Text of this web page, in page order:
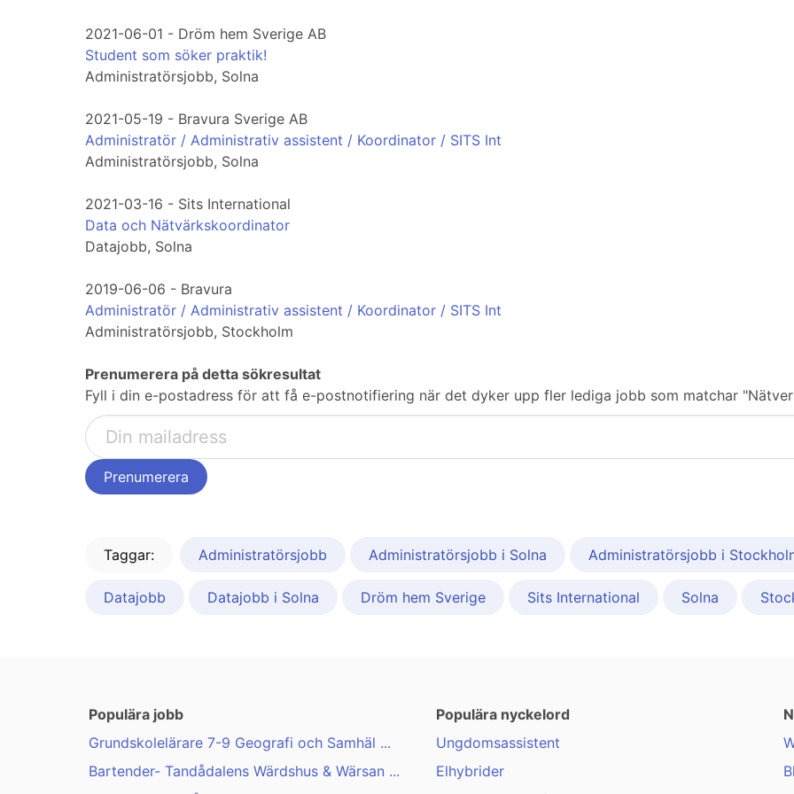
2021-06-01 - Dröm hem Sverige AB
Student som söker praktik!
Administratörsjobb, Solna
2021-05-19 - Bravura Sverige AB
Administratör / Administrativ assistent / Koordinator / SITS Int
Administratörsjobb, Solna
2021-03-16 - Sits International
Data och Nätvärkskoordinator
Datajobb, Solna
2019-06-06 - Bravura
Administratör / Administrativ assistent / Koordinator / SITS Int
Administratörsjobb, Stockholm
Prenumerera på detta sökresultat
Fyll i din e-postadress för att få e-postnotifiering när det dyker upp fler lediga jobb som matchar
Taggar: Administratörsjobb Administratörsjobb i Solna Administratörsjobb i
Datajobb Datajobb i Solna Dröm hem Sverige Sits International Solna
Populära jobb
Grundskolelärare 7-9 Geografi och Samhäl ...
Bartender- Tandådalens Wärdshus & Wärsan ...
Populära nyckelord
Ungdomsassistent
Elhybrider